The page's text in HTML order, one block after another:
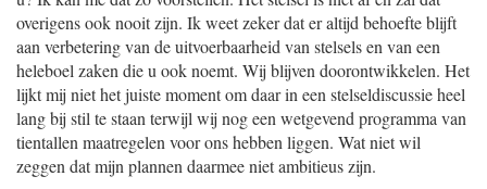
overigens ook nooit zijn. Ik weet zeker dat er altijd behoefte blijft
aan verbetering van de uitvoerbaarheid van stelsels en van een
heleboel zaken die u ook noemt. Wij blijven doorontwikkelen. Het
lijkt mij niet het juiste moment om daar in een stelseldiscussie heel
lang bij stil te staan terwijl wij nog een wetgevend programma van
tientallen maatregelen voor ons hebben liggen. Wat niet wil
zeggen dat mijn plannen daarmee niet ambitieus zijn.